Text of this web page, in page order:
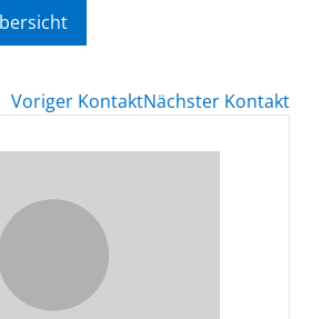
Voriger KontaktNächster Kontakt